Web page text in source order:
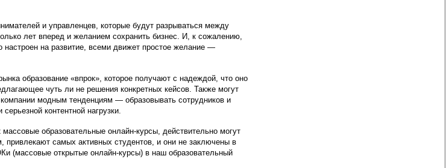
и управленцев, которые будут разрываться между
лет вперед и желанием сохранить бизнес. И, к сожалению,
настроен на развитие, всеми движет простое желание —
образование «впрок», которое получают с надеждой, что оно
чуть ли не решения конкретных кейсов. Также могут
модным тенденциям — образовывать сотрудников и
контентной нагрузки.
образовательные онлайн-курсы, действительно могут
привлекают самых активных студентов, и они не заключены в
(массовые открытые онлайн-курсы) в наш образовательный